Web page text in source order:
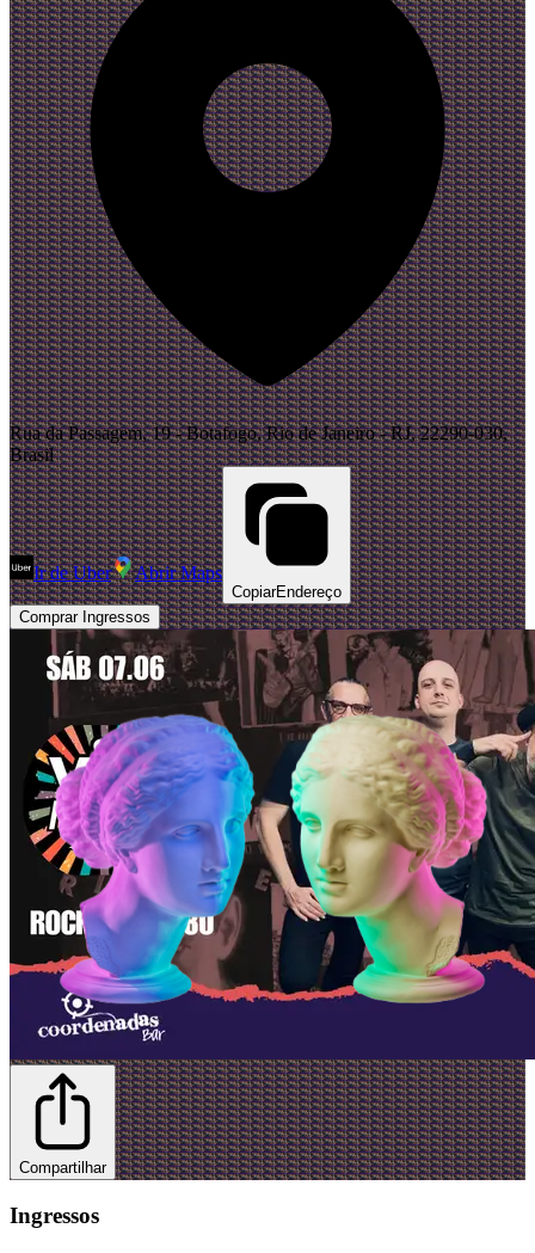
Rua da Passagem, 19 - Botafogo, Rio de Janeiro - RJ, 22290-030,
Brasil
Ir de Uber Abrir Maps
CopiarEndereço
Comprar Ingressos
Compartilhar
Ingressos